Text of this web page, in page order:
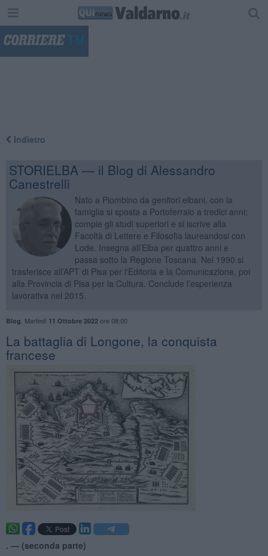
Indietro
STORIELBA — il Blog di Alessandro
Canestrelli
Nato a Piombino da genitori elbani, con la
famiglia si sposta a Portoferraio a tredici anni;
compie gli studi superiori e si iscrive alla
Facoltà di Lettere e Filosofia laureandosi con
Lode. Insegna all’Elba per quattro anni e
passa sotto la Regione Toscana. Nel 1990 si
trasferisce all’APT di Pisa per l'Editoria e la Comunicazione, poi
alla Provincia di Pisa per la Cultura. Conclude l’esperienza
lavorativa nel 2015.
Blog Martedì 11 Ottobre 2022ore 08:00
​La battaglia di Longone, la conquista
francese
. — (seconda parte)